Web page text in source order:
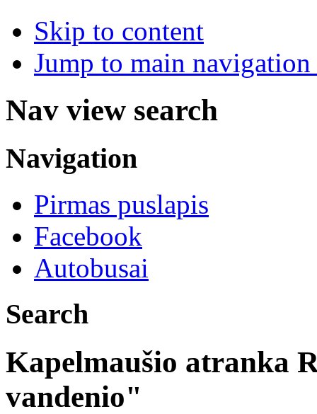
Skip to content
Jump to main
Nav view search
Navigation
Pirmas puslapis
Facebook
Autobusai
Search
Kapelmaušio atranka
vandenio"